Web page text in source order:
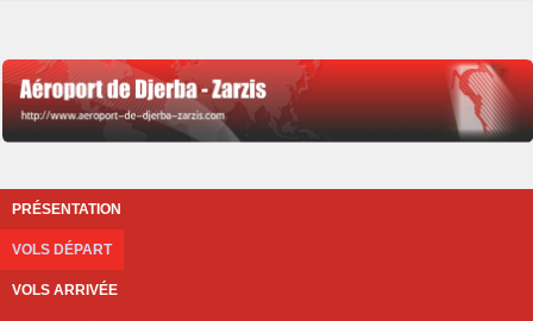
PRÉSENTATION
VOLS DÉPART
VOLS ARRIVÉE